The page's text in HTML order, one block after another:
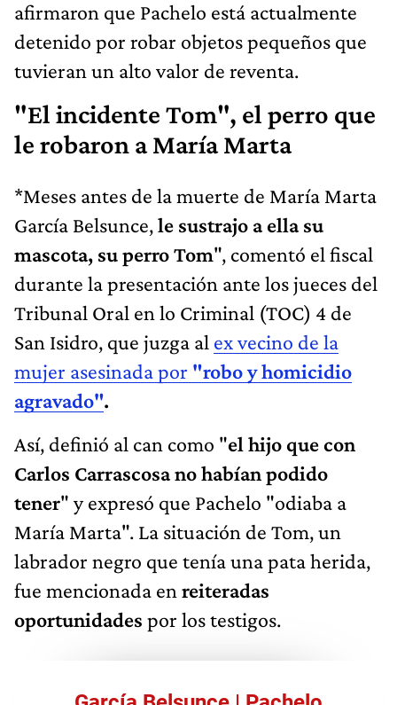
afirmaron que Pachelo está actualmente
detenido por robar objetos pequeños que
tuvieran un alto valor de reventa.
"El incidente Tom", el perro que
le robaron a María Marta
*Meses antes de la muerte de María Marta
García Belsunce,le sustrajo a ella su
mascota, su perro Tom", comentó el fiscal
durante la presentación ante los jueces del
Tribunal Oral en lo Criminal (TOC) 4 de
San Isidro, que juzga al ex vecino de la
mujer asesinada por "robo y homicidio
agravado".
Así, definió al can como "el hijo que con
Carlos Carrascosa no habían podido
tener" y expresó que Pachelo "odiaba a
María Marta". La situación de Tom, un
labrador negro que tenía una pata herida,
fue mencionada en reiteradas
oportunidades por los testigos.